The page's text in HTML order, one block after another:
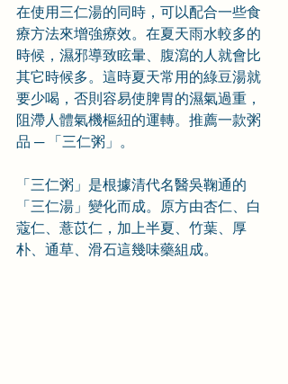
在使用三仁湯的同時，可以配合一些食
療方法來增強療效。在夏天雨水較多的
時候，濕邪導致眩暈、腹瀉的人就會比
其它時候多。這時夏天常用的綠豆湯就
要少喝，否則容易使脾胃的濕氣過重，
阻滯人體氣機樞紐的運轉。推薦一款粥
品 ─ 「三仁粥」。
「三仁粥」是根據清代名醫吳鞠通的
「三仁湯」變化而成。原方由杏仁、白
蔻仁、薏苡仁，加上半夏、竹葉、厚
朴、通草、滑石這幾味藥組成。